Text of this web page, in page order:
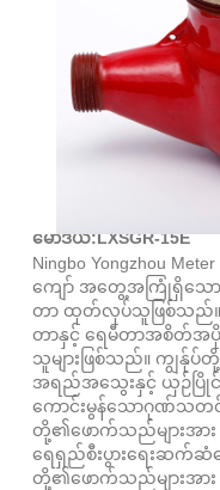
မော်ဒယ်:LXSGR-15E
Ningbo Yongzhou
ကျော် အတွေ့အကြုံရှိသေ
တာ ထုတ်လုပ်သူဖြစ်သည်။
တာနှင့် ရေမီတာအစိတ်အပို
သူများဖြစ်သည်။ ကျွန်ု
အရည်အသွေးနှင့် ယှဉ်ပြိုင်
ကောင်းမွန်သောဂုဏ်သတ
တို့၏ဖောက်သည်များအား
ရေရှည်စီးပွားရေးဆက်ဆံ
တို့၏ဖောက်သည်များအား